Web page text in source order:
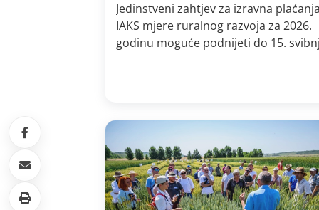
Jedinstveni zahtjev za izravna
IAKS mjere ruralnog razvoja za 2026.
godinu moguće podnijeti do 15.
podružnicu Agencije u svojoj županiji ili
poljoprivrednici koji […]